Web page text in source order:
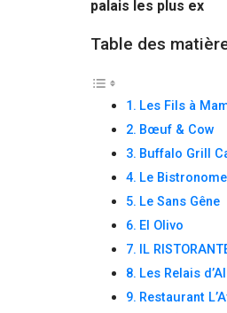
palais les plus ex
Table des
Les Fils à
Bœuf & Cow
Buffalo Grill
Le Bistronome
Le Sans Gêne
El Olivo
IL
Les Relais
Restaurant
Afin que notre
fonctionnalités